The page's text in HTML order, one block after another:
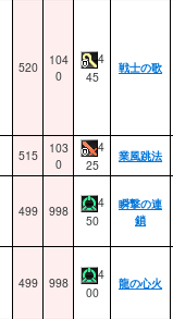
520
104
0
4
45
戦士の歌
515
103
0
4
25
業風跳法
499 998
4
50
瞬撃の連
鎖
499 998
4
00
龍の心火